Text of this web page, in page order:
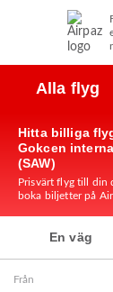
Alla flyg
Hitta billiga
Gokcen
(SAW)
Prisvärt flyg till din
boka biljetter på
En väg
Från